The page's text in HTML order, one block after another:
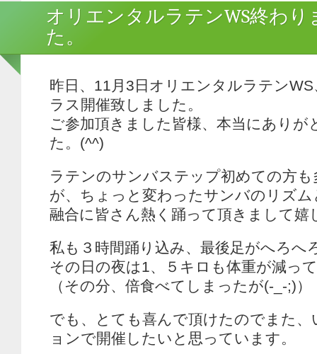
オリエンタルラテンWS終わり
た。
昨日、11月3日オリエンタルラテン
ラス開催致しました。
ご参加頂きました皆様、本当にありが
た。(^^)
ラテンのサンバステップ初めての方
が、ちょっと変わったサンバのリズ
融合に皆さん熱く踊って頂きまして嬉
私も３時間踊り込み、最後足がへろへ
その日の夜は1、５キロも体重が減っ
（その分、倍食べてしまったが(-_-;)）
でも、とても喜んで頂けたのでまた
ョンで開催したいと思っています。